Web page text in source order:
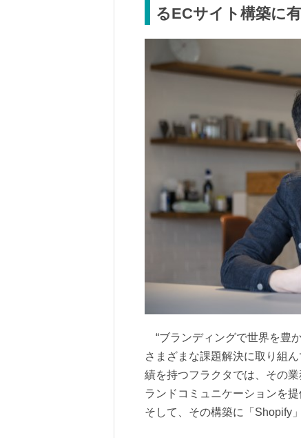
るECサイト構築に
“ブランディングで世界を豊
さまざまな課題解決に取り組
績を持つフラクタでは、その
ランドコミュニケーションを
そして、その構築に「Shopify